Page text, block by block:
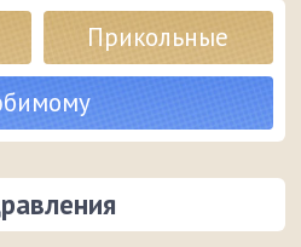
Прикольные